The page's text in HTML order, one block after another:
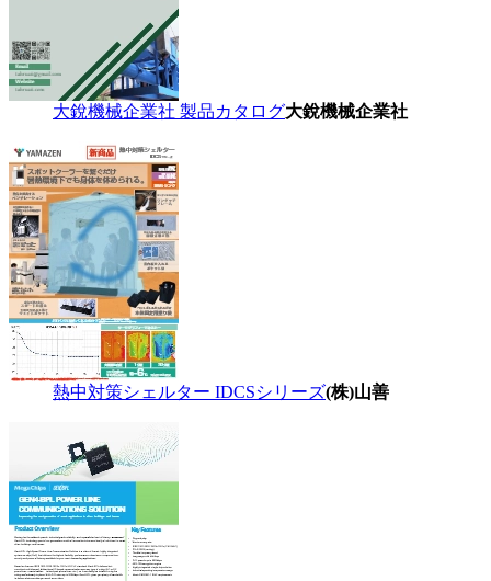
大銳機械企業社 製品カタログ大銳機械企業社
熱中対策シェルター IDCSシリーズ(株)山善